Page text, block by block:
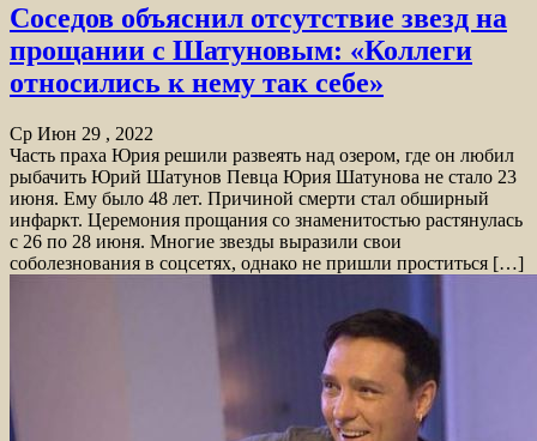
Соседов объяснил отсутствие звезд на
прощании с Шатуновым: «Коллеги
относились к нему так себе»
Ср Июн 29 , 2022
Часть праха Юрия решили развеять над озером, где он любил
рыбачить Юрий Шатунов Певца Юрия Шатунова не стало 23
июня. Ему было 48 лет. Причиной смерти стал обширный
инфаркт. Церемония прощания со знаменитостью растянулась
с 26 по 28 июня. Многие звезды выразили свои
соболезнования в соцсетях, однако не пришли проститься […]